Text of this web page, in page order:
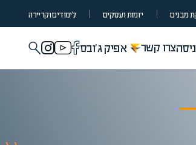
מבנים יזמות ועסקים לימודים וקריירה
צרו קשר אפיק ג'ובס